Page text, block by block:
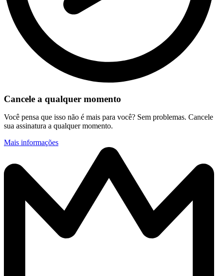
Cancele a qualquer momento
Você pensa que isso não é mais para você? Sem problemas. Cancele
sua assinatura a qualquer momento.
Mais informações